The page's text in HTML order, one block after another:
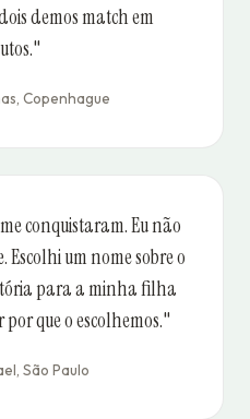
demos match em
Copenhague
conquistaram. Eu não
um nome sobre o
para a minha filha
que o escolhemos."
São Paulo